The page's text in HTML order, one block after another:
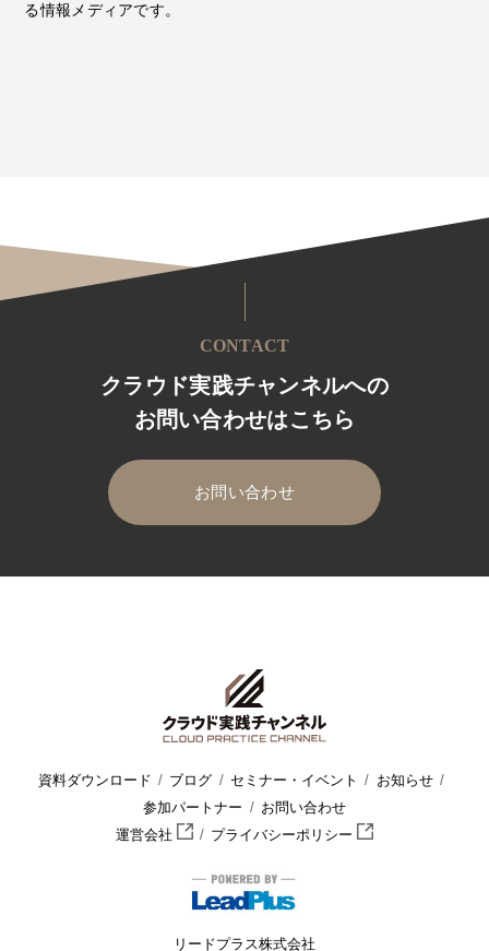
る情報メディアです。
CONTACT
クラウド実践チャンネルへの
お問い合わせはこちら
お問い合わせ
資料ダウンロード ブログ セミナー・イベント
お知らせ
参加パートナー
お問い合わせ
運営会社
プライバシーポリシー
リードプラス株式会社